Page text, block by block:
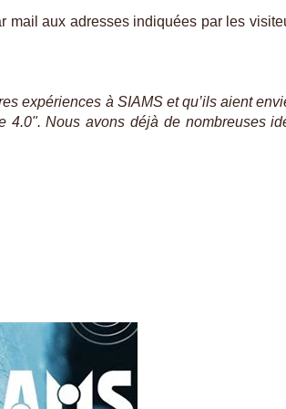
aux adresses indiquées par les
expériences à SIAMS et qu’ils aient
4.0". Nous avons déjà de nombreuses